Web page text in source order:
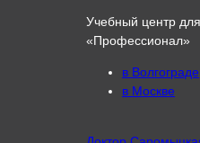
Учебный центр
«Профессионал»
в Волгограде
в Москве